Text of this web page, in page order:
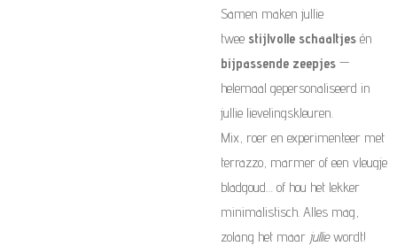
Samen maken jullie
twee stijlvolle schaaltjes én
bijpassende zeepjes —
helemaal gepersonaliseerd in
jullie lievelingskleuren.
Mix, roer en experimenteer met
terrazzo, marmer of een vleugje
bladgoud… of hou het lekker
minimalistisch. Alles mag,
zolang het maar julliewordt!